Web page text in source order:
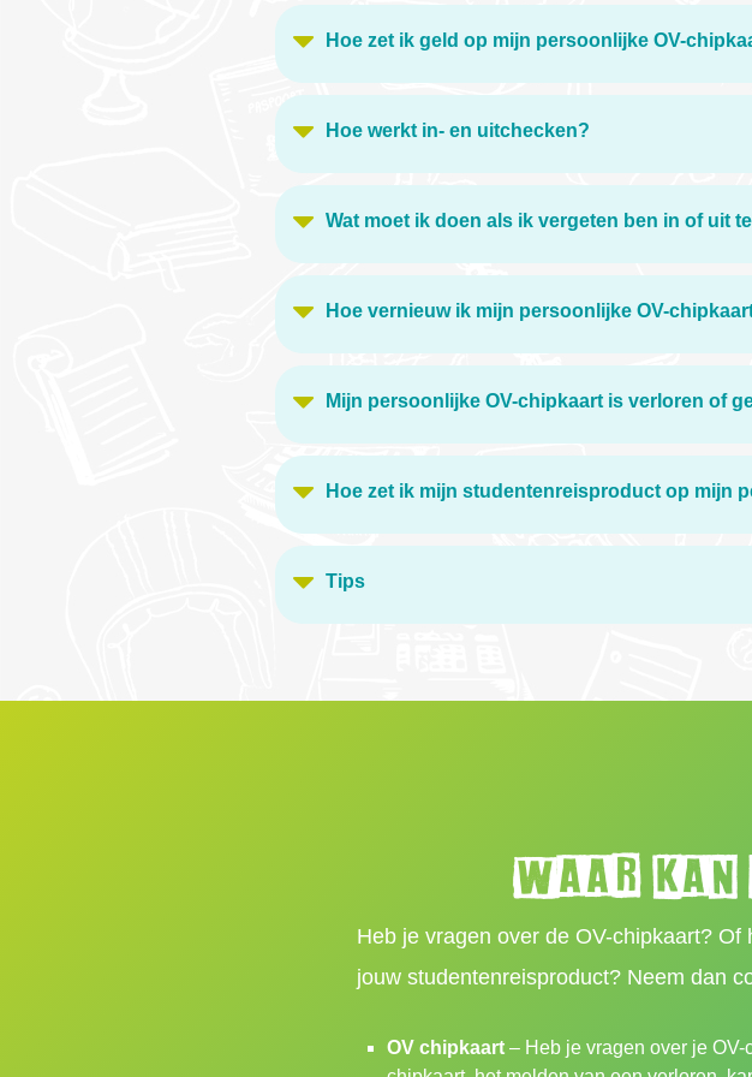
Hoe zet ik geld op mijn persoonlijke OV-
Hoe werkt in- en uitchecken?
Wat moet ik doen als ik vergeten ben in of uit
Hoe vernieuw ik mijn persoonlijke OV-
Mijn persoonlijke OV-chipkaart is verloren of
Hoe zet ik mijn studentenreisproduct op mijn
Tips
Waar
Heb je vragen over de OV-chipkaart?
jouw studentenreisproduct? Neem dan
OV chipkaart – Heb je vragen over je